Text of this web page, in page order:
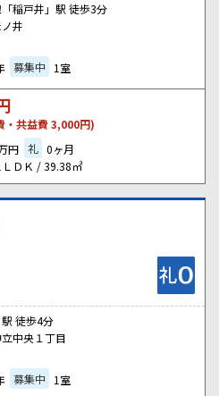
稲戸井」駅 徒歩3分
井
募集中 1室
・共益費 3,000円)
円 礼 0ヶ月
ＤＫ / 39.38㎡
徒歩4分
中央１丁目
募集中 1室